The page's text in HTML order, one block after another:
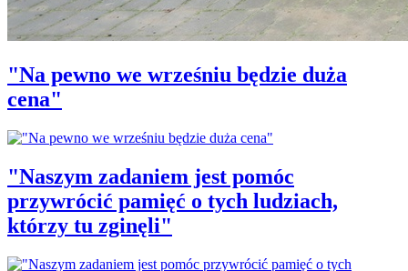
"Na pewno we wrześniu będzie duża
cena"
"Naszym zadaniem jest pomóc
przywrócić pamięć o tych ludziach,
którzy tu zginęli"